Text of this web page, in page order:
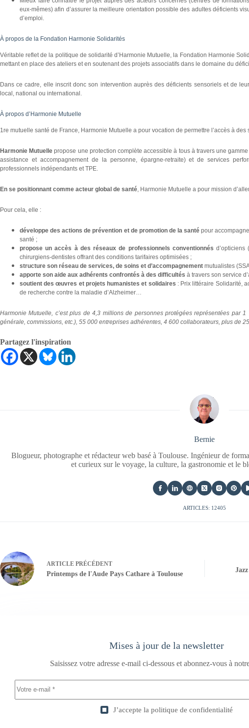
eux-mêmes) afin d’assurer la meilleure orientation possible des adultes déficients
d’emploi.
À propos de la Fondation Harmonie Solidarités
Véritable reflet de la politique de solidarité d’Harmonie Mutuelle, la Fondation Harmonie
mettant en place des ateliers et en soutenant des projets associatifs dans le domaine du
Dans ce cadre, elle inscrit donc son intervention auprès des déficients sensoriels et de
local, national ou international.
À propos d’Harmonie Mutuelle
1re mutuelle santé de France, Harmonie Mutuelle a pour vocation de permettre l’accès à
Harmonie Mutuellepropose une protection complète accessible à tous à travers une
assistance et accompagnement de la personne, épargne-retraite) et de services
professionnels indépendants et TPE.
En se positionnant comme acteur global de santé, Harmonie Mutuelle a pour mission
Pour cela, elle :
développe des actions de prévention et de promotion de la santépour
santé ;
propose un accès à des réseaux de professionnels conventionnésd’opticiens
chirurgiens-dentistes offrant des conditions tarifaires optimisées ;
structure son réseau de services, de soins et d’accompagnement mutualistes
apporte son aide aux adhérents confrontés à des difficultés à travers son service
soutient des œuvres et projets humanistes et solidaires : Prix littéraire Solidarité,
de recherche contre la maladie d’Alzheimer…
Harmonie Mutuelle, c’est plus de 4,3 millions de personnes protégées représentées par
générale, commissions, etc.), 55 000 entreprises adhérentes, 4 600 collaborateurs, plus de
Partagez l'inspiration
Bernie
Blogueur, photographe et rédacteur web basé à Toulouse. Ingénieur de
et curieux sur le voyage, la culture, la gastronomie et le
ARTICLES: 12405
ARTICLE PRÉCÉDENT
Printemps de l'Aude Pays Cathare à Toulouse
Mises à jour de la newsletter
Saisissez votre adresse e-mail ci-dessous et abonnez-vous à
J’accepte la politique de confidentialité